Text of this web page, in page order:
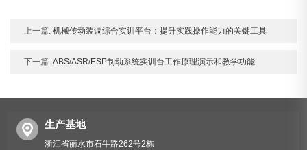
上一篇: 机械传动装调综合实训平台：提升实践操作能力的关键工具
下一篇: ABS/ASR/ESP制动系统实训台工作原理演示和教学功能
生产基地
浙江省丽水市石牛路262号2栋